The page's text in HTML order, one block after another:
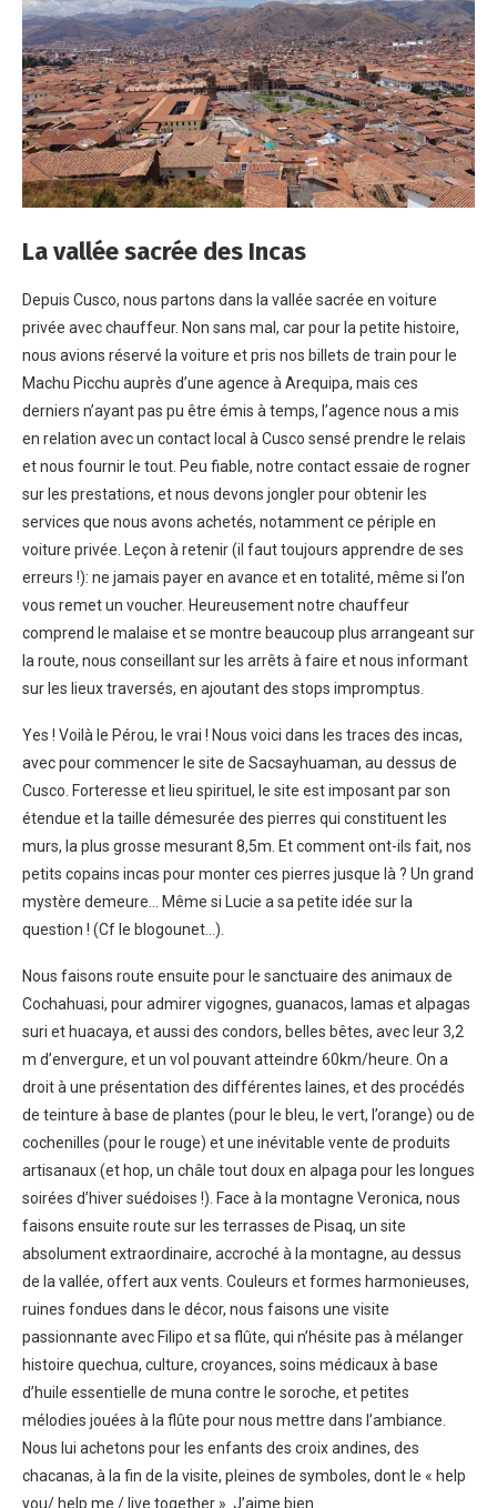
La vallée sacrée des Incas
Depuis Cusco, nous partons dans la vallée sacrée en voiture
privée avec chauffeur. Non sans mal, car pour la petite histoire,
nous avions réservé la voiture et pris nos billets de train pour le
Machu Picchu auprès d’une agence à Arequipa, mais ces
derniers n’ayant pas pu être émis à temps, l’agence nous a mis
en relation avec un contact local à Cusco sensé prendre le relais
et nous fournir le tout. Peu fiable, notre contact essaie de rogner
sur les prestations, et nous devons jongler pour obtenir les
services que nous avons achetés, notamment ce périple en
voiture privée. Leçon à retenir (il faut toujours apprendre de ses
erreurs !): ne jamais payer en avance et en totalité, même si l’on
vous remet un voucher. Heureusement notre chauffeur
comprend le malaise et se montre beaucoup plus arrangeant sur
la route, nous conseillant sur les arrêts à faire et nous informant
sur les lieux traversés, en ajoutant des stops impromptus.
Yes ! Voilà le Pérou, le vrai ! Nous voici dans les traces des incas,
avec pour commencer le site de Sacsayhuaman, au dessus de
Cusco. Forteresse et lieu spirituel, le site est imposant par son
étendue et la taille démesurée des pierres qui constituent les
murs, la plus grosse mesurant 8,5m. Et comment ont-ils fait, nos
petits copains incas pour monter ces pierres jusque là ? Un grand
mystère demeure… Même si Lucie a sa petite idée sur la
question ! (Cf le blogounet…).
Nous faisons route ensuite pour le sanctuaire des animaux de
Cochahuasi, pour admirer vigognes, guanacos, lamas et alpagas
suri et huacaya, et aussi des condors, belles bêtes, avec leur 3,2
m d’envergure, et un vol pouvant atteindre 60km/heure. On a
droit à une présentation des différentes laines, et des procédés
de teinture à base de plantes (pour le bleu, le vert, l’orange) ou de
cochenilles (pour le rouge) et une inévitable vente de produits
artisanaux (et hop, un châle tout doux en alpaga pour les longues
soirées d’hiver suédoises !). Face à la montagne Veronica, nous
faisons ensuite route sur les terrasses de Pisaq, un site
absolument extraordinaire, accroché à la montagne, au dessus
de la vallée, offert aux vents. Couleurs et formes harmonieuses,
ruines fondues dans le décor, nous faisons une visite
passionnante avec Filipo et sa flûte, qui n’hésite pas à mélanger
histoire quechua, culture, croyances, soins médicaux à base
d’huile essentielle de muna contre le soroche, et petites
mélodies jouées à la flûte pour nous mettre dans l’ambiance.
Nous lui achetons pour les enfants des croix andines, des
chacanas, à la fin de la visite, pleines de symboles, dont le « help
you/ help me / live together ». J’aime bien.